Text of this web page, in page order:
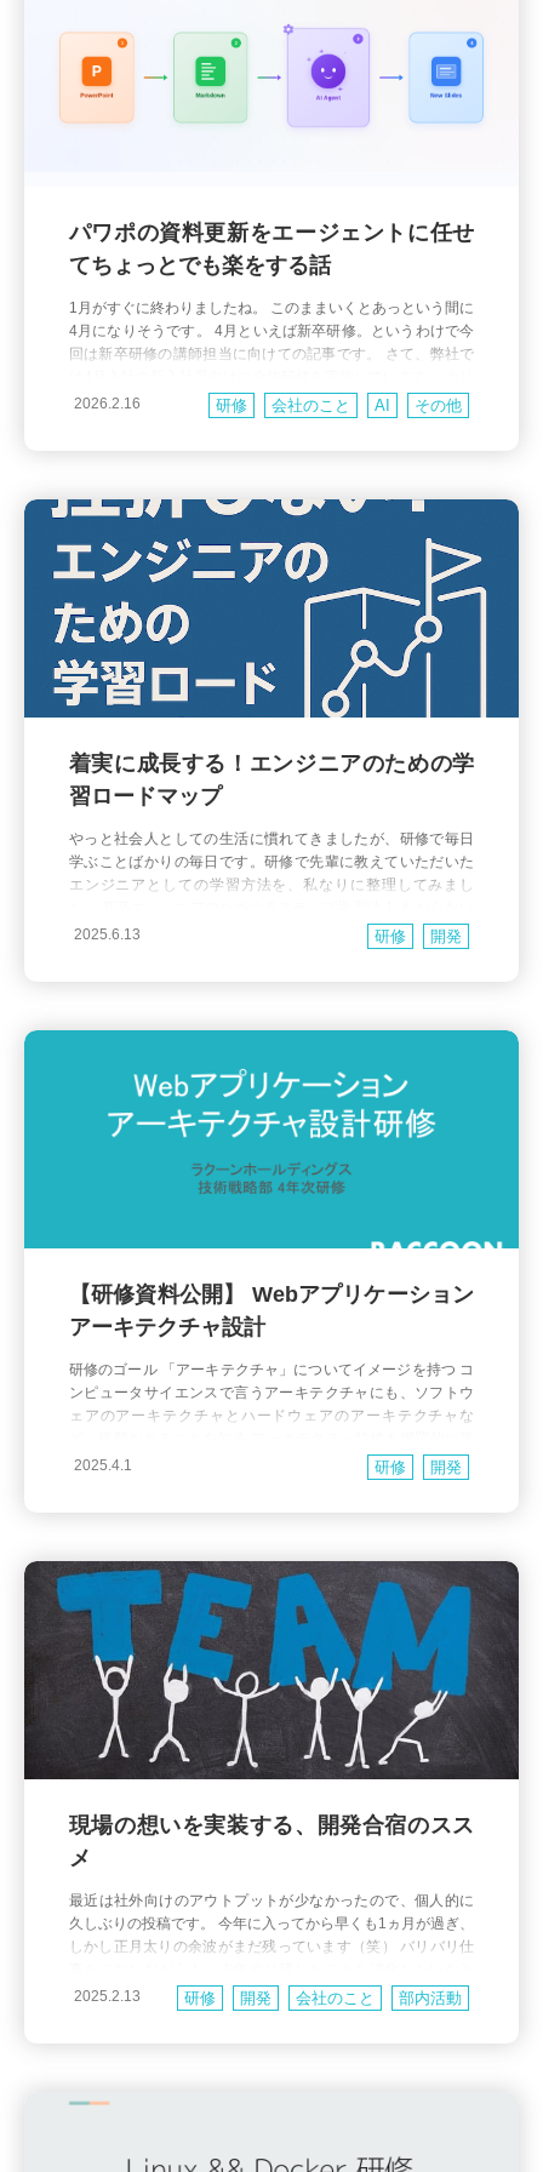
パワポの資料更新をエージェントに任せ
てちょっとでも楽をする話
1月がすぐに終わりましたね。 このままいくとあっという間に
4月になりそうです。 4月といえば新卒研修。というわけで今
回は新卒研修の講師担当に向けての記事です。 さて、弊社で
キュラムは幅広く、研修の講師役が変わったりするケースな
どもままあります。 ゼロから作成しようとするとコストが高
2026.2.16 会社のこと AI
研修 その他
着実に成長する！エンジニアのための学
習ロードマップ
やっと社会人としての生活に慣れてきましたが、研修で毎日
学ぶことばかりの毎日です。研修で先輩に教えていただいた
エンジニアとしての学習方法を、私なりに整理してみまし
ことを明確にする 学習の第一歩は、「何がわからないのか」
を具体的にすることです。 実践ポイント: 自分の知識の「既
2025.6.13 開発
研修
【研修資料公開】 Webアプリケーション
アーキテクチャ設計
研修のゴール 「アーキテクチャ」についてイメージを持つ コ
ンピュータサイエンスで言うアーキテクチャにも、ソフトウ
ェアのアーキテクチャとハードウェアのアーキテクチャな
える Webアプリケーションの代表的なアーキテクチャパター
ンを知る 簡単なWebアプリケーションアーキテクチャをすぐ
2025.4.1 開発
研修
現場の想いを実装する、開発合宿のスス
メ
最近は社外向けのアウトプットが少なかったので、個人的に
久しぶりの投稿です。 今年に入ってから早くも1ヵ月が過ぎ、
しかし正月太りの余波がまだ残っています（笑） バリバリ仕
思っています。 はい、このブログの投稿です！ という訳で、
だいぶ前の話にはなってしまいますが、 去年の夏、9月に実施
2025.2.13 開発 会社のこと 部内活動
研修